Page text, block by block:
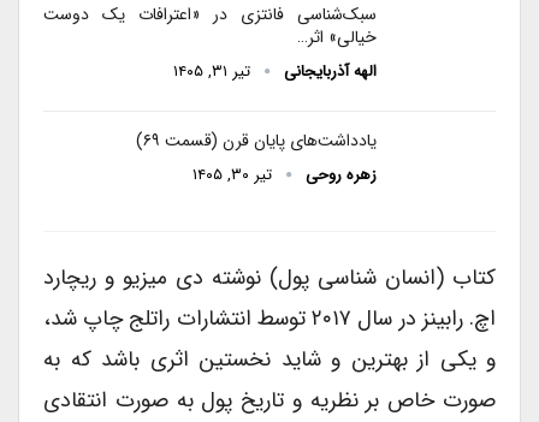
سبک‌شناسی فانتزی در «اعترافات یک دوست
خیالی» اثر…
الهه آذربایجانی تیر ۳۱, ۱۴۰۵
یادداشت‌های پایان قرن (قسمت ۶۹)
زهره روحی تیر ۳۰, ۱۴۰۵
کتاب (انسان شناسی پول) نوشته دی میزیو و ریچارد
اچ. رابینز در سال ۲۰۱۷ توسط انتشارات راتلج چاپ شد،
و یکی از بهترین و شاید نخستین اثری باشد که به
صورت خاص بر نظریه و تاریخ پول به صورت انتقادی